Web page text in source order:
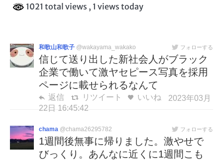
1021 total views , 1 views today
和歌山和歌子 @wakayama_wakako フォローする
信じて送り出した新社会人がブラック
企業で働いて激ヤセピース写真を採用
ページに載せられるなんて
返信 リツイート いいね
2023年03月
22日 16:45:42
chama @chama26295782 フォローする
1週間後無事に帰りました。激やせで
びっくり。あんなに近くに1週間こも